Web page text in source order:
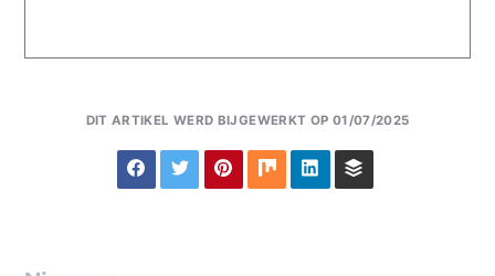
DIT ARTIKEL WERD BIJGEWERKT OP 01/07/2025